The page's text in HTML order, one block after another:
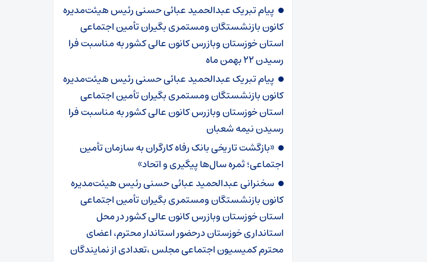
پیام تبریک عبدالحمید عبائی حسنی رئیس هیئت‌مدیره
کانون بازنشستگان ومستمری بگیران تأمین اجتماعی
استان خوزستان وبازرس کانون عالی کشور به مناسبت فرا
رسیدن ۲۲ بهمن ماه
پیام تبریک عبدالحمید عبائی حسنی رئیس هیئت‌مدیره
کانون بازنشستگان ومستمری بگیران تأمین اجتماعی
استان خوزستان وبازرس کانون عالی کشور به مناسبت فرا
رسیدن نیمه شعبان
«بازگشت تاریخی بانک رفاه کارگران به سازمان تأمین
اجتماعی؛ ثمره سال‌ها پیگیری و اتحاد»
سخنرانی عبدالحمید عبائی حسنی رئیس هیئت‌مدیره
کانون بازنشستگان ومستمری بگیران تأمین اجتماعی
استان خوزستان وبازرس کانون عالی کشور در محل
استانداری خوزستان درحضور استاندار محترم، اعضای
محترم کمیسیون اجتماعی مجلس ،تعدادی از نمایندگان